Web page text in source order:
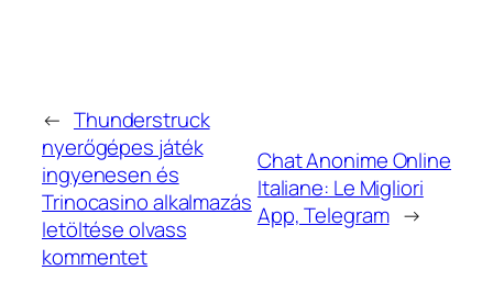
← Thunderstruck
nyerőgépes játék
ingyenesen és
Trinocasino alkalmazás
letöltése olvass
kommentet
Chat Anonime Online
Italiane: Le Migliori
App, Telegram →